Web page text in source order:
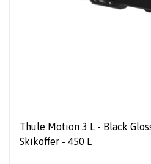
Thule Motion 3 L - Black Glossy - Dakkoffer -
Skikoffer - 450 L